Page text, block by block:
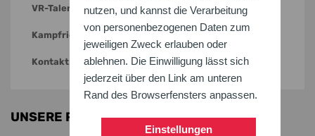
nutzen, und kannst die Verarbeitung
von personenbezogenen Daten zum
jeweiligen Zweck erlauben oder
ablehnen. Die Einwilligung lässt sich
jederzeit über den Link am unteren
Rand des Browserfensters anpassen.
Einstellungen
VR-Talentiade
Kampfrichterwesen
Kontakt
UNSERE PARTNER